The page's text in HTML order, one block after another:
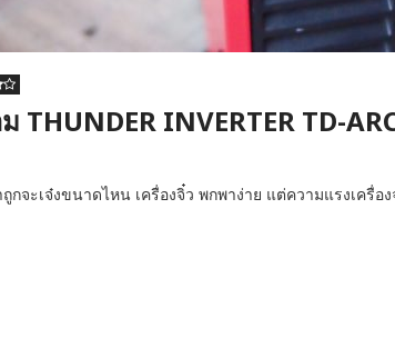
THUNDER INVERTER TD-
ถูกจะเจ๋งขนาดไหน เครื่องจิ๋ว พกพาง่าย แต่ความแรงเครื่